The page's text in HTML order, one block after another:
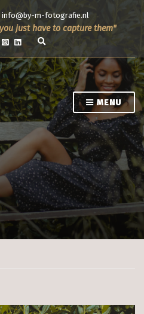
info@by-m-fotografie.nl
just have to capture them
E
p
a
n
d
s
e
a
r
c
h
o
r
m
MENU